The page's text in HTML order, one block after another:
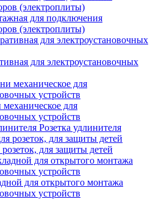
для подключения
(электроплиты)
для электроустановочных
для
устройств
Розетка удлинителя
для защиты детей
для открытого монтажа
устройств